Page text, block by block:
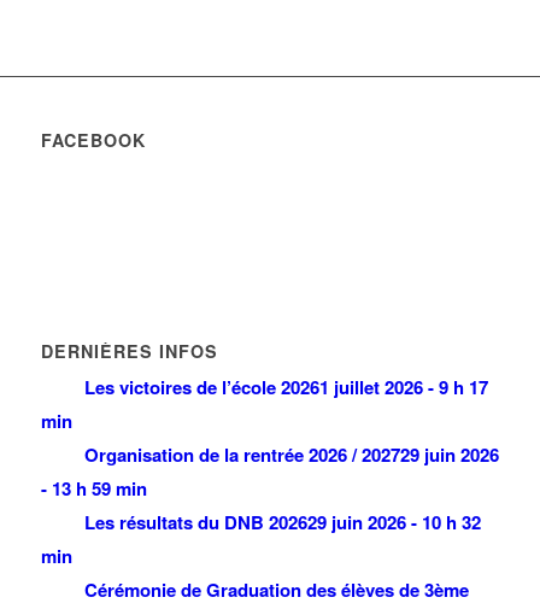
FACEBOOK
DERNIÈRES INFOS
Les victoires de l’école 20261 juillet 2026 - 9 h 17
min
Organisation de la rentrée 2026 / 202729 juin 2026
- 13 h 59 min
Les résultats du DNB 202629 juin 2026 - 10 h 32
min
Cérémonie de Graduation des élèves de 3ème